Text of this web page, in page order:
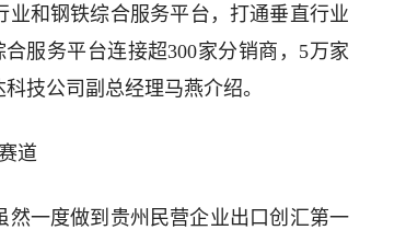
和钢铁综合服务平台，打通垂直行业
服务平台连接超300家分销商，5万家
技公司副总经理马燕介绍。
道
然一度做到贵州民营企业出口创汇第一